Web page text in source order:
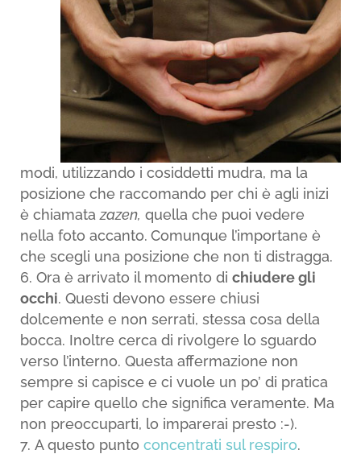
modi, utilizzando i cosiddetti mudra, ma la
posizione che raccomando per chi è agli inizi
è chiamata zazen, quella che puoi vedere
nella foto accanto. Comunque l’importane è
che scegli una posizione che non ti distragga.
Ora è arrivato il momento di chiudere gli
occhi. Questi devono essere chiusi
dolcemente e non serrati, stessa cosa della
bocca. Inoltre cerca di rivolgere lo sguardo
verso l’interno. Questa affermazione non
sempre si capisce e ci vuole un po’ di pratica
per capire quello che significa veramente. Ma
non preoccuparti, lo imparerai presto :-).
A questo punto concentrati sul respiro.